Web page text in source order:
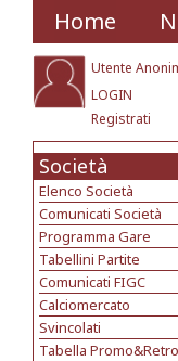
Home
Utente
LOGIN
Registrati
Società
Elenco Società
Comunicati Società
Programma Gare
Tabellini Partite
Comunicati FIGC
Calciomercato
Svincolati
Tabella Promo&Retro